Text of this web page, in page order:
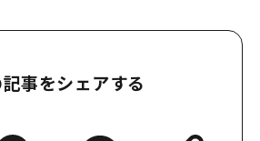
記事をシェアする